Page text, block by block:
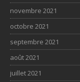
novembre 2021
octobre 2021
septembre 2021
août 2021
juillet 2021